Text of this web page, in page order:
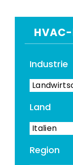
Industrie
Land
Italien
Region